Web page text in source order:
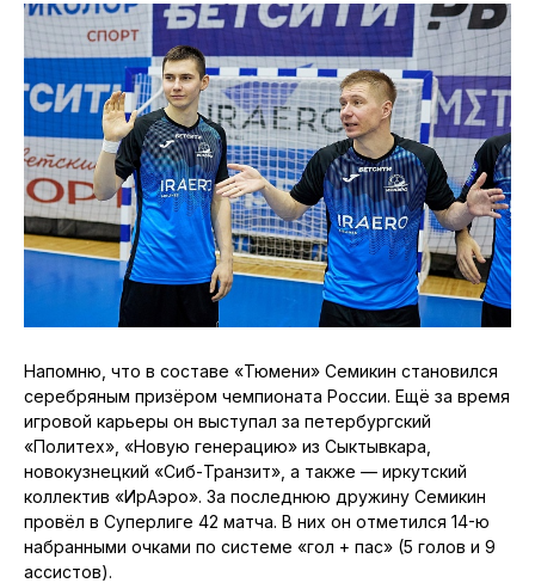
Напомню, что в составе «Тюмени» Семикин становился
серебряным призёром чемпионата России. Ещё за время
игровой карьеры он выступал за петербургский
«Политех», «Новую генерацию» из Сыктывкара,
новокузнецкий «Сиб-Транзит», а также — иркутский
коллектив «ИрАэро». За последнюю дружину Семикин
провёл в Суперлиге 42 матча. В них он отметился 14-ю
набранными очками по системе «гол + пас» (5 голов и 9
ассистов).